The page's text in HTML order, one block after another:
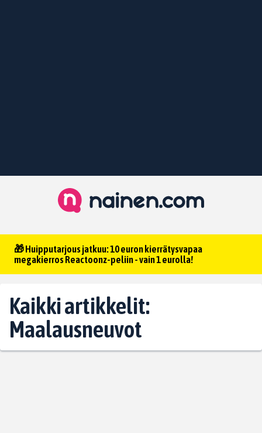
🎁 Huipputarjous jatkuu: 10 euron kierrätysvapaa
megakierros Reactoonz-peliin - vain 1 eurolla!
Kaikki artikkelit:
Maalausneuvot